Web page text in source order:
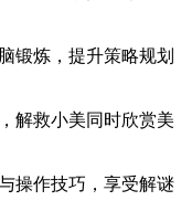
锻炼，提升策略规划
解救小美同时欣赏美
操作技巧，享受解谜